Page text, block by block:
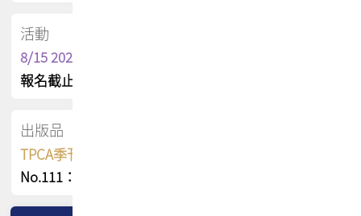
活動
8/15 2026 TPCA健康盃保齡球聯誼賽
報名截止日 : 8/3 活動日期 : 8/15
出版品
TPCA季刊 FREE 線上版
No.111：PCB全球風險布局與韌性